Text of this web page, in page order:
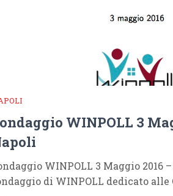
WINPOLL 3
WINPOLL 3 Maggio 2016
di WINPOLL dedicato